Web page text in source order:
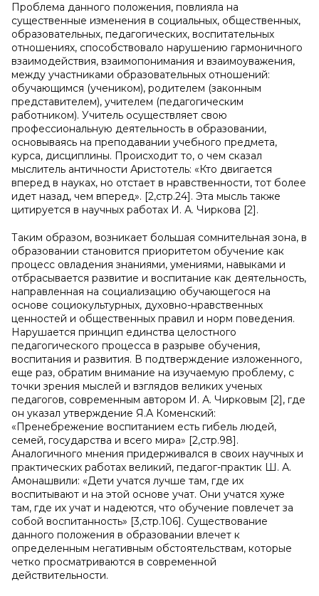
Проблема данного положения, повлияла на
существенные изменения в социальных, общественных,
образовательных, педагогических, воспитательных
отношениях, способствовало нарушению гармоничного
взаимодействия, взаимопонимания и взаимоуважения,
между участниками образовательных отношений:
обучающимся (учеником), родителем (законным
представителем), учителем (педагогическим
работником). Учитель осуществляет свою
профессиональную деятельность в образовании,
основываясь на преподавании учебного предмета,
курса, дисциплины. Происходит то, о чем сказал
мыслитель античности Аристотель: «Кто двигается
вперед в науках, но отстает в нравственности, тот более
идет назад, чем вперед». [2,стр.24]. Эта мысль также
цитируется в научных работах И. А. Чиркова [2].
Таким образом, возникает большая сомнительная зона, в
образовании становится приоритетом обучение как
процесс овладения знаниями, умениями, навыками и
отбрасывается развитие и воспитание как деятельность,
направленная на социализацию обучающегося на
основе социокультурных, духовно-нравственных
ценностей и общественных правил и норм поведения.
Нарушается принцип единства целостного
педагогического процесса в разрыве обучения,
воспитания и развития. В подтверждение изложенного,
еще раз, обратим внимание на изучаемую проблему, с
точки зрения мыслей и взглядов великих ученых
педагогов, современным автором И. А. Чирковым [2], где
он указал утверждение Я.А Коменский:
«Пренебрежение воспитанием есть гибель людей,
семей, государства и всего мира» [2,стр.98].
Аналогичного мнения придерживался в своих научных и
практических работах великий, педагог-практик Ш. А.
Амонашвили: «Дети учатся лучше там, где их
воспитывают и на этой основе учат. Они учатся хуже
там, где их учат и надеются, что обучение повлечет за
собой воспитанность» [3,стр.106]. Существование
данного положения в образовании влечет к
определенным негативным обстоятельствам, которые
четко просматриваются в современной
действительности.